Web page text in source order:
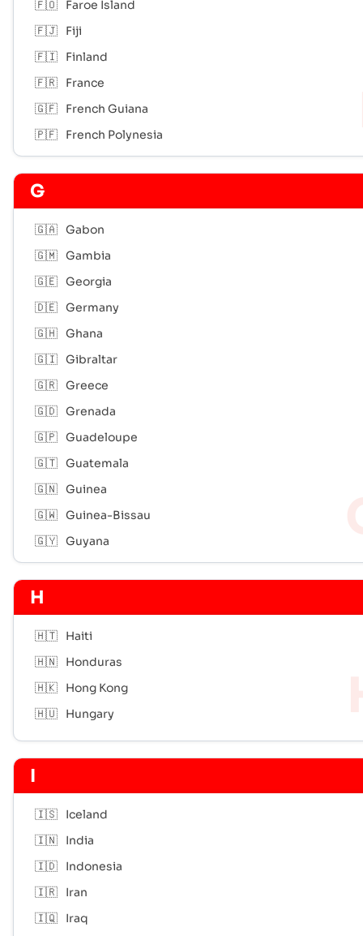
🇫🇴
Faroe Island
🇫🇯
Fiji
🇫🇮
Finland
🇫🇷
France
🇬🇫
French Guiana
🇵🇫
French Polynesia
G
🇬🇦 Gabon
🇬🇲 Gambia
🇬🇪 Georgia
🇩🇪 Germany
🇬🇭 Ghana
🇬🇮 Gibraltar
🇬🇷 Greece
🇬🇩 Grenada
🇬🇵 Guadeloupe
🇬🇹 Guatemala
🇬🇳 Guinea
🇬🇼 Guinea-Bissau
🇬🇾 Guyana
H
🇭🇹
Haiti
🇭🇳
Honduras
🇭🇰
Hong Kong
🇭🇺
Hungary
I
🇮🇸
Iceland
🇮🇳
India
🇮🇩
Indonesia
🇮🇷
Iran
🇮🇶
Iraq